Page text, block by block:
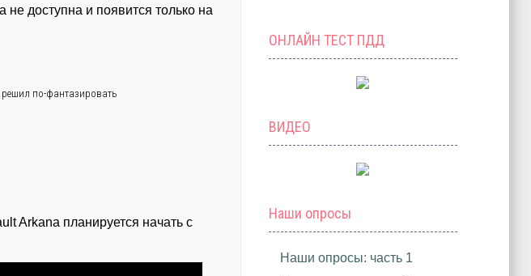
доступна и появится только на
по-фантазировать
Arkana планируется начать с
ОНЛАЙН ТЕСТ ПДД
ВИДЕО
Наши опросы
Наши опросы: часть 1